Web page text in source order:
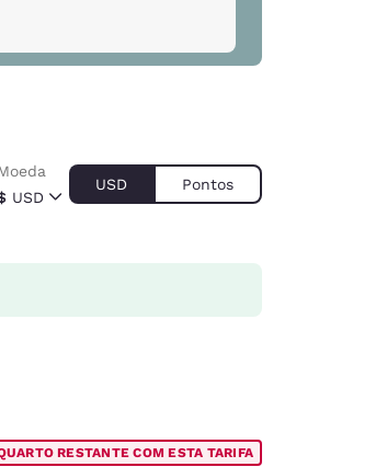
USD
USD Pontos
RESTANTE COM ESTA TARIFA